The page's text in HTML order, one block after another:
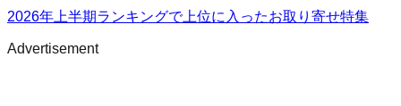
2026年上半期ランキングで上位に入ったお取り寄せ特集
Advertisement